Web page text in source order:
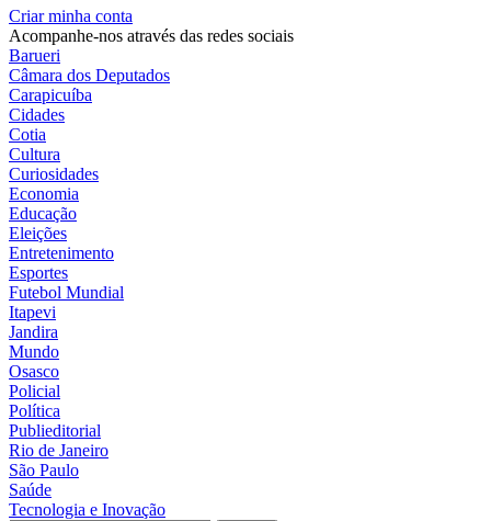
Criar minha conta
Acompanhe-nos através das redes sociais
Barueri
Câmara dos Deputados
Carapicuíba
Cidades
Cotia
Cultura
Curiosidades
Economia
Educação
Eleições
Entretenimento
Esportes
Futebol Mundial
Itapevi
Jandira
Mundo
Osasco
Policial
Política
Publieditorial
Rio de Janeiro
São Paulo
Saúde
Tecnologia e Inovação